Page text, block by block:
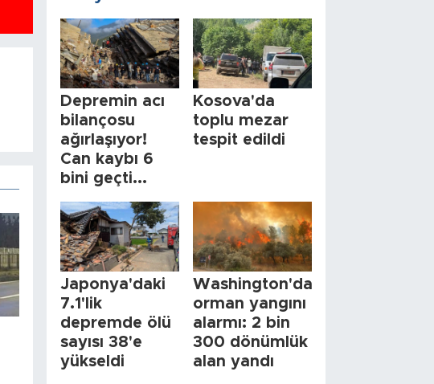
Depremin acı
bilançosu
ağırlaşıyor!
Can kaybı 6
bini geçti...
Kosova'da
toplu mezar
tespit edildi
Japonya'daki
7.1'lik
depremde ölü
sayısı 38'e
yükseldi
Washington'da
orman yangını
alarmı: 2 bin
300 dönümlük
alan yandı